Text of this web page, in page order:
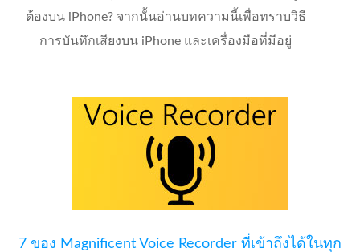
ต้องบน iPhone? จากนั้นอ่านบทความนี้เพื่อทราบวิธี
การบันทึกเสียงบน iPhone และเครื่องมือที่มีอยู่
7 ของ Magnificent Voice Recorder ที่เข้าถึงได้ในทุก